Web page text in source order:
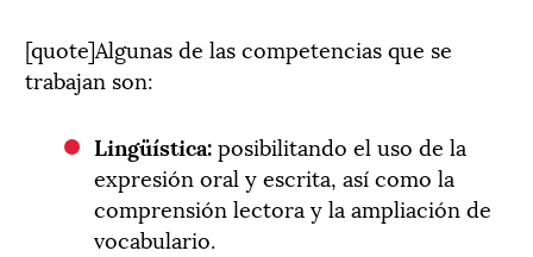
[quote]Algunas de las competencias que se
trabajan son:
Lingüística:posibilitando el uso de la
expresión oral y escrita, así como la
comprensión lectora y la ampliación de
vocabulario.